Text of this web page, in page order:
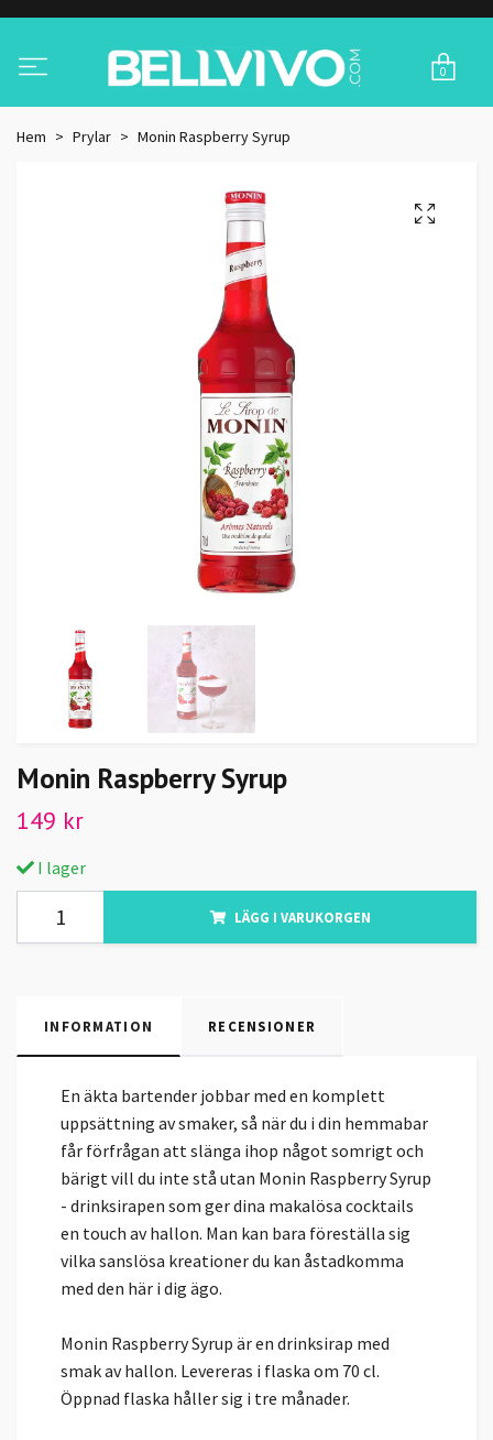
0
Hem Prylar Monin Raspberry Syrup
Monin Raspberry Syrup
149 kr
I lager
LÄGG I VARUKORGEN
INFORMATION RECENSIONER
En äkta bartender jobbar med en komplett
uppsättning av smaker, så när du i din hemmabar
får förfrågan att slänga ihop något somrigt och
bärigt vill du inte stå utan Monin Raspberry Syrup
- drinksirapen som ger dina makalösa cocktails
en touch av hallon. Man kan bara föreställa sig
vilka sanslösa kreationer du kan åstadkomma
med den här i dig ägo.
Monin Raspberry Syrup är en drinksirap med
smak av hallon. Levereras i flaska om 70 cl.
Öppnad flaska håller sig i tre månader.